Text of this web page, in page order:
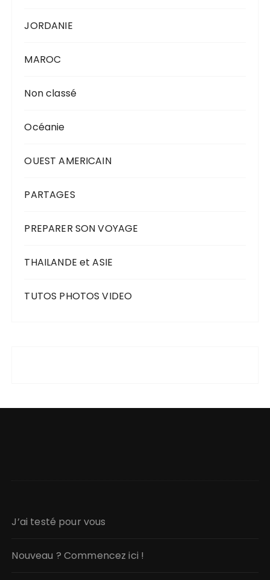
JORDANIE
MAROC
Non classé
Océanie
OUEST AMERICAIN
PARTAGES
PREPARER SON VOYAGE
THAILANDE et ASIE
TUTOS PHOTOS VIDEO
J’ai testé pour vous
Nouveau ? Commencez ici !